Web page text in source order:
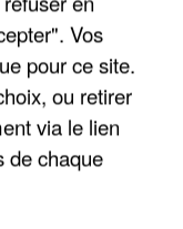
Vos
pour ce site.
ou retirer
via le lien
de chaque